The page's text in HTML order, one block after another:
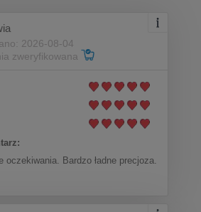
2026-08-04
zweryfikowana
oczekiwania. Bardzo ładne precjoza.